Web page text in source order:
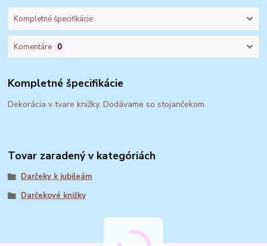
Kompletné špecifikácie
Komentáre 0
Kompletné špecifikácie
Dekorácia v tvare knižky. Dodávame so stojančekom.
Tovar zaradený v kategóriách
Darčeky k jubileám
Darčekové knižky